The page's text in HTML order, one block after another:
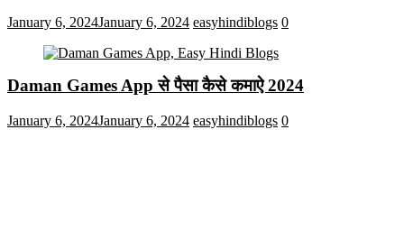
January 6, 2024January 6, 2024 easyhindiblogs 0
Daman Games App से पैसा कैसे कमाऐ 2024
January 6, 2024January 6, 2024 easyhindiblogs 0